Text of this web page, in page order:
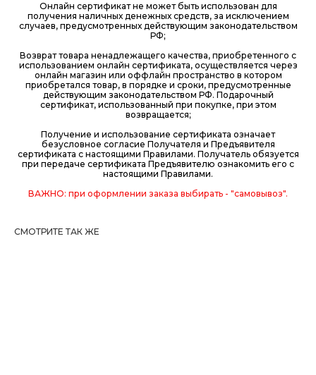
Онлайн сертификат не может быть использован для
получения наличных денежных средств, за исключением
случаев, предусмотренных действующим законодательством
РФ;
Возврат товара ненадлежащего качества, приобретенного с
использованием онлайн сертификата, осуществляется через
онлайн магазин или оффлайн пространство в котором
приобретался товар, в порядке и сроки, предусмотренные
действующим законодательством РФ. Подарочный
сертификат, использованный при покупке, при этом
возвращается;
Получение и использование сертификата означает
безусловное согласие Получателя и Предъявителя
сертификата с настоящими Правилами. Получатель обязуется
при передаче сертификата Предъявителю ознакомить его с
настоящими Правилами.
ВАЖНО: при оформлении заказа выбирать - "самовывоз".
СМОТРИТЕ ТАК ЖЕ